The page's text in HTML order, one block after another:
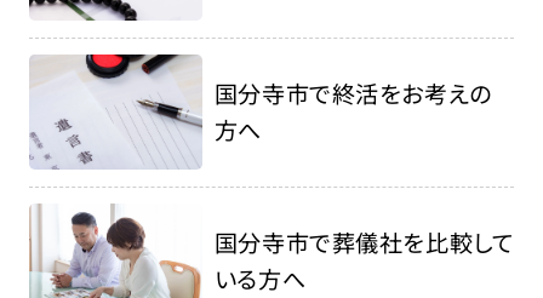
国分寺市で終活をお考えの
方へ
国分寺市で葬儀社を比較して
いる方へ